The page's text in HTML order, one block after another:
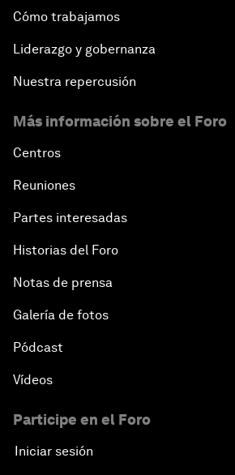
Cómo trabajamos
Liderazgo y gobernanza
Nuestra repercusión
Más información sobre el Foro
Centros
Reuniones
Partes interesadas
Historias del Foro
Notas de prensa
Galería de fotos
Pódcast
Vídeos
Participe en el Foro
Iniciar sesión